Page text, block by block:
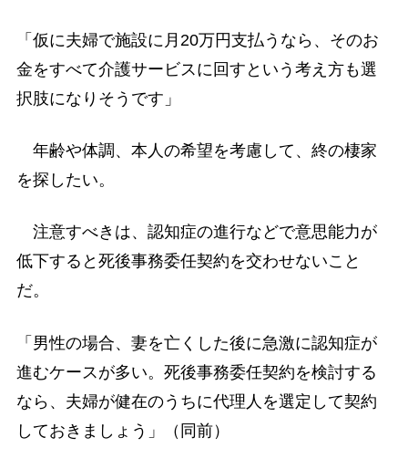
「仮に夫婦で施設に月20万円支払うなら、そのお
金をすべて介護サービスに回すという考え方も選
択肢になりそうです」
年齢や体調、本人の希望を考慮して、終の棲家
を探したい。
注意すべきは、認知症の進行などで意思能力が
低下すると死後事務委任契約を交わせないこと
だ。
「男性の場合、妻を亡くした後に急激に認知症が
進むケースが多い。死後事務委任契約を検討する
なら、夫婦が健在のうちに代理人を選定して契約
しておきましょう」（同前）